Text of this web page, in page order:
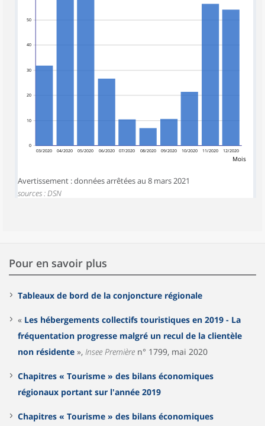
0
10
20
30
40
50
Mois
03/2020 04/2020 05/2020 06/2020 07/2020 08/2020 09/2020 10/2020 11/2020 12/2020
Avertissement : données arrêtées au 8 mars 2021
sources : DSN
Pour en savoir plus
Tableaux de bord de la conjoncture régionale
« Les hébergements collectifs touristiques en 2019 - La
fréquentation progresse malgré un recul de la clientèle
non résidente », Insee Première n° 1799, mai 2020
Chapitres « Tourisme » des bilans économiques
régionaux portant sur l'année 2019
Chapitres « Tourisme » des bilans économiques